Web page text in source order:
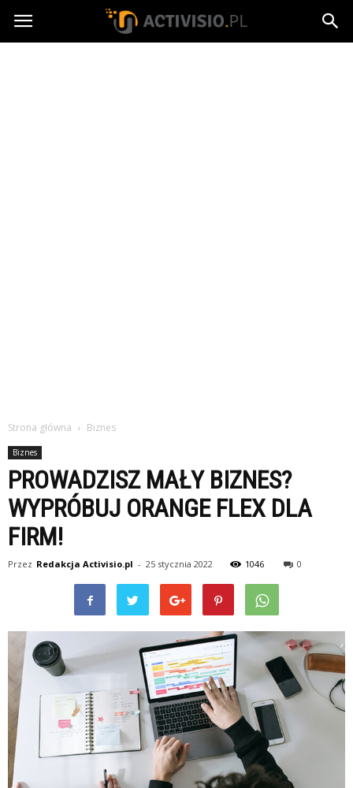
Activisio.pl
Strona główna Biznes
Biznes
PROWADZISZ MAŁY BIZNES?
WYPRÓBUJ ORANGE FLEX DLA
FIRM!
Przez Redakcja Activisio.pl - 25 stycznia 2022 1046 0